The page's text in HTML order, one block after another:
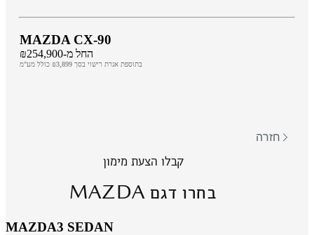
MAZDA CX-90
החל מ-₪254,900
בתוספת אגרת רישוי בסך ₪3,899 כולל מע"מ
חזרה
קבלו הצעת מימון
בחרו דגםMAZDA
MAZDA3 SEDAN